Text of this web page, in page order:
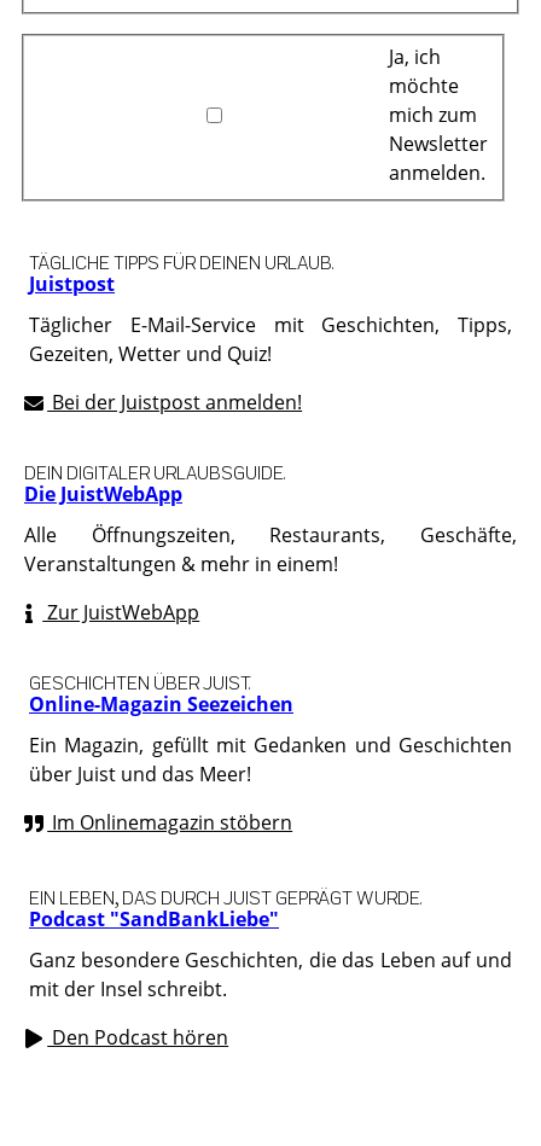
Ja, ich
möchte
mich zum
Newsletter
anmelden.
Juistpost
TÄGLICHE TIPPS FÜR DEINEN URLAUB.
Täglicher E-Mail-Service mit Geschichten, Tipps,
Gezeiten, Wetter und Quiz!
Bei der Juistpost anmelden!
Die JuistWebApp
DEIN DIGITALER URLAUBSGUIDE.
Alle Öffnungszeiten, Restaurants, Geschäfte,
Veranstaltungen & mehr in einem!
Zur JuistWebApp
Online-Magazin Seezeichen
GESCHICHTEN ÜBER JUIST.
Ein Magazin, gefüllt mit Gedanken und Geschichten
über Juist und das Meer!
Im Onlinemagazin stöbern
Podcast "SandBankLiebe"
EIN LEBEN, DAS DURCH JUIST GEPRÄGT WURDE.
Ganz besondere Geschichten, die das Leben auf und
mit der Insel schreibt.
Den Podcast hören